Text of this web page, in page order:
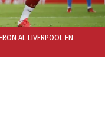
AL LIVERPOOL EN